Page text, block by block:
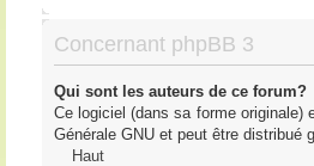
Concernant phpBB 3
Qui sont les auteurs de ce forum?
Ce logiciel (dans sa forme
Générale GNU et peut être distribué
Haut